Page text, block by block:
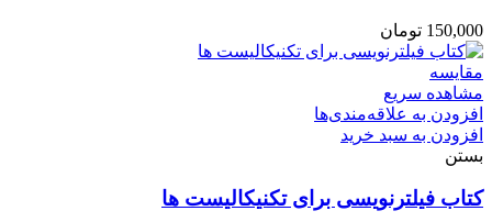
150,000 تومان
مقایسه
مشاهده سریع
افزودن به علاقه‌مندی‌ها
افزودن به سبد خرید
بستن
کتاب فیلترنویسی برای تکنیکالیست ها